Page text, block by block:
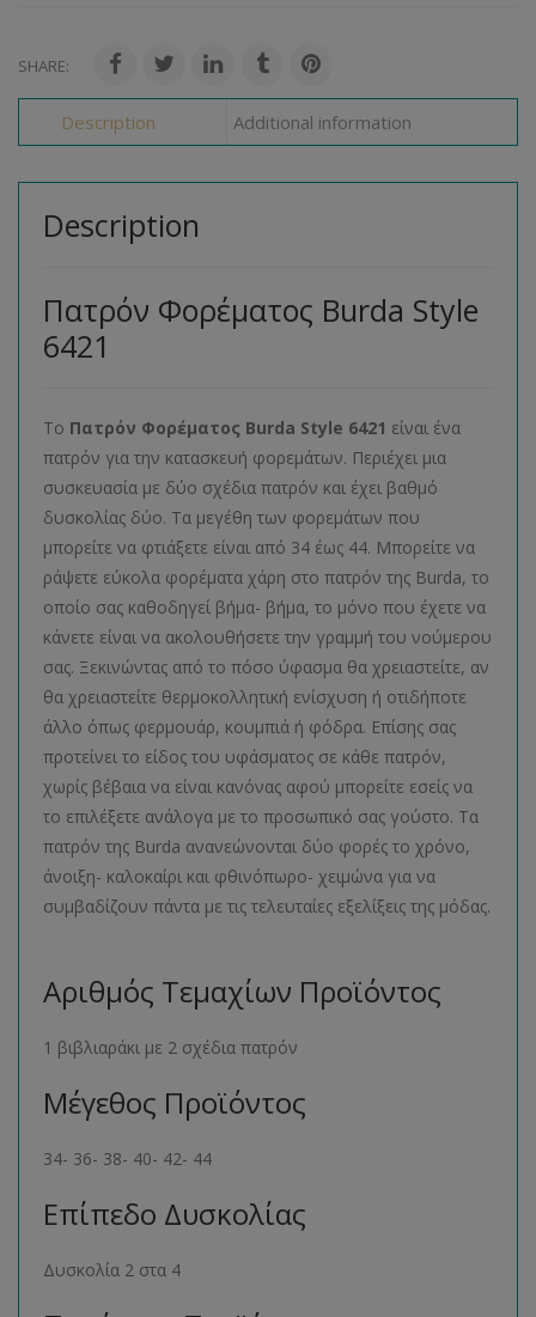
SHARE:
Description Additional information
Description
Πατρόν Φορέματος Burda Style
6421
Το Πατρόν Φορέματος Burda Style 6421 είναι ένα
πατρόν για την κατασκευή φορεμάτων. Περιέχει μια
συσκευασία με δύο σχέδια πατρόν και έχει βαθμό
δυσκολίας δύο. Τα μεγέθη των φορεμάτων που
μπορείτε να φτιάξετε είναι από 34 έως 44. Μπορείτε να
ράψετε εύκολα φορέματα χάρη στο πατρόν της Burda, το
οποίο σας καθοδηγεί βήμα- βήμα, το μόνο που έχετε να
κάνετε είναι να ακολουθήσετε την γραμμή του νούμερου
σας. Ξεκινώντας από το πόσο ύφασμα θα χρειαστείτε, αν
θα χρειαστείτε θερμοκολλητική ενίσχυση ή οτιδήποτε
άλλο όπως φερμουάρ, κουμπιά ή φόδρα. Επίσης σας
προτείνει το είδος του υφάσματος σε κάθε πατρόν,
χωρίς βέβαια να είναι κανόνας αφού μπορείτε εσείς να
το επιλέξετε ανάλογα με το προσωπικό σας γούστο. Τα
πατρόν της Burda ανανεώνονται δύο φορές το χρόνο,
άνοιξη- καλοκαίρι και φθινόπωρο- χειμώνα για να
συμβαδίζουν πάντα με τις τελευταίες εξελίξεις της μόδας.
Αριθμός Τεμαχίων Προϊόντος
1 βιβλιαράκι με 2 σχέδια πατρόν
Μέγεθος Προϊόντος
34- 36- 38- 40- 42- 44
Επίπεδο Δυσκολίας
Δυσκολία 2 στα 4